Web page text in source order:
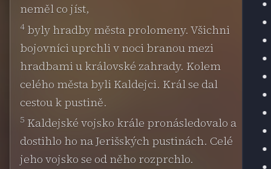
neměl co jíst,
4 byly hradby města prolomeny. Všichni
bojovníci uprchli v noci branou mezi
hradbami u královské zahrady. Kolem
celého města byli Kaldejci. Král se dal
cestou k pustině.
5 Kaldejské vojsko krále pronásledovalo a
dostihlo ho na Jerišských pustinách. Celé
jeho vojsko se od něho rozprchlo.